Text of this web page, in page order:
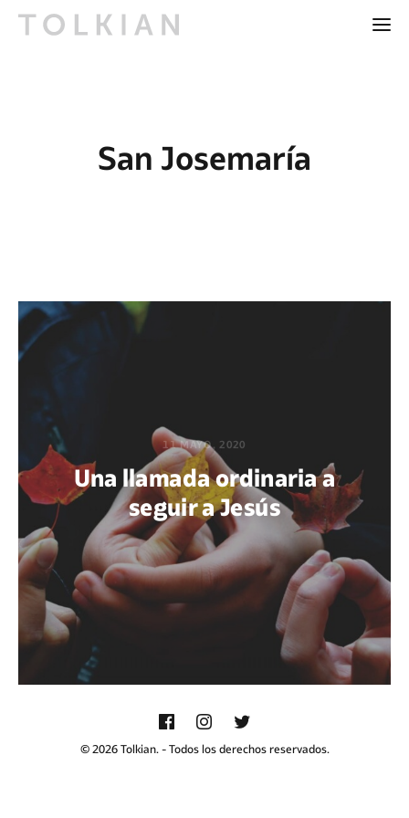
San Josemaría
11 MAYO, 2020
Una llamada ordinaria a
seguir a Jesús
POR ABNER XOCOP CHACACH
© 2026 Tolkian. - Todos los derechos reservados.